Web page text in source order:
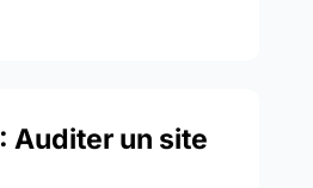
: Auditer un site